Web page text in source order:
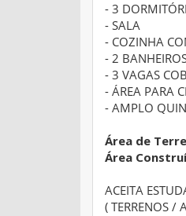
- 3
- SALA
- COZINHA
- 2
- 3 VAGAS
- ÁREA PARA
- AMPLO
Área de
Área
ACEITA
( TERRENOS /